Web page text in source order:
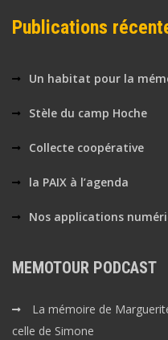
Publications
Un habitat pour la
Stèle du camp Hoche
Collecte coopérative
la PAIX à l’agenda
Nos applications
MEMOTOUR PODCAST
La mémoire de
celle de Simone